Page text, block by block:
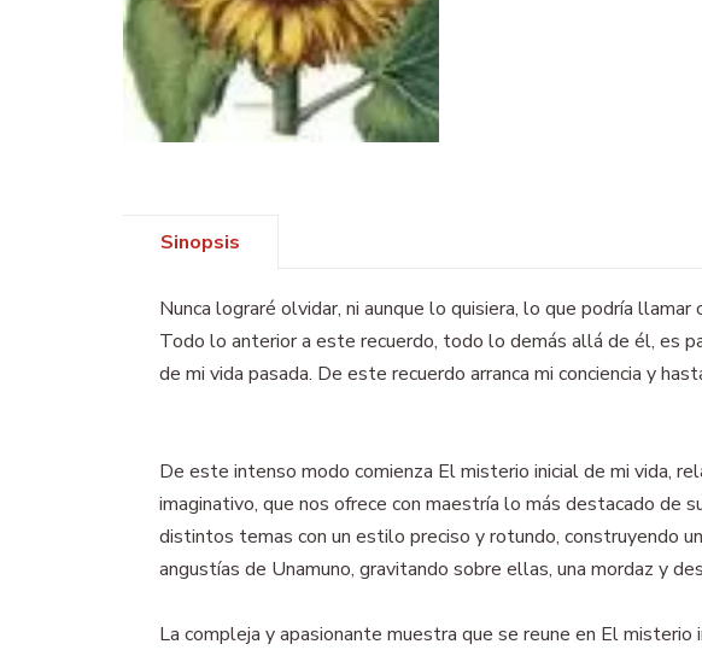
Sinopsis
Nunca lograré olvidar, ni aunque lo quisiera, lo que podría
Todo lo anterior a este recuerdo, todo lo demás allá de él, es
de mi vida pasada. De este recuerdo arranca mi conciencia y
De este intenso modo comienza El misterio inicial de mi vida,
imaginativo, que nos ofrece con maestría lo más destacado
distintos temas con un estilo preciso y rotundo, construyendo
angustías de Unamuno, gravitando sobre ellas, una mordaz y
La compleja y apasionante muestra que se reune en El